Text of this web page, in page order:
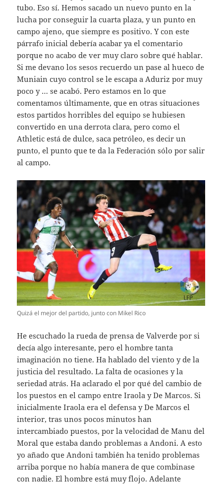
tubo. Eso sí. Hemos sacado un nuevo punto en la
lucha por conseguir la cuarta plaza, y un punto en
campo ajeno, que siempre es positivo. Y con este
párrafo inicial debería acabar ya el comentario
porque no acabo de ver muy claro sobre qué hablar.
Si me devano los sesos recuerdo un pase al hueco de
Muniain cuyo control se le escapa a Aduriz por muy
poco y … se acabó. Pero estamos en lo que
comentamos últimamente, que en otras situaciones
estos partidos horribles del equipo se hubiesen
convertido en una derrota clara, pero como el
Athletic está de dulce, saca petróleo, es decir un
punto, el punto que te da la Federación sólo por salir
al campo.
Quizá el mejor del partido, junto con Mikel Rico
He escuchado la rueda de prensa de Valverde por si
decía algo interesante, pero el hombre tanta
imaginación no tiene. Ha hablado del viento y de la
justicia del resultado. La falta de ocasiones y la
seriedad atrás. Ha aclarado el por qué del cambio de
los puestos en el campo entre Iraola y De Marcos. Si
inicialmente Iraola era el defensa y De Marcos el
interior, tras unos pocos minutos han
intercambiado puestos, por la velocidad de Manu del
Moral que estaba dando problemas a Andoni. A esto
yo añado que Andoni también ha tenido problemas
arriba porque no había manera de que combinase
con nadie. El hombre está muy flojo. Adelante